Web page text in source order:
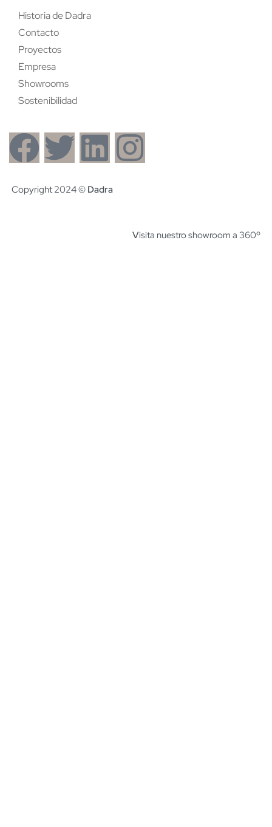
Historia de Dadra
Contacto
Proyectos
Empresa
Showrooms
Sostenibilidad
Copyright 2024 © Dadra
Visita nuestro showroom a 360º